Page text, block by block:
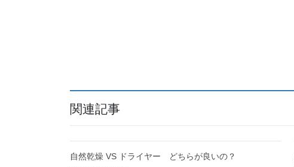
関連記事
自然乾燥 VS ドライヤー どちらが良いの？